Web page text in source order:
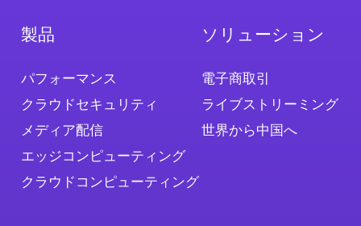
製品
パフォーマンス
クラウドセキュリティ
メディア配信
エッジコンピューティング
クラウドコンピューティング
ソリューション
電子商取引
ライブストリーミング
世界から中国へ